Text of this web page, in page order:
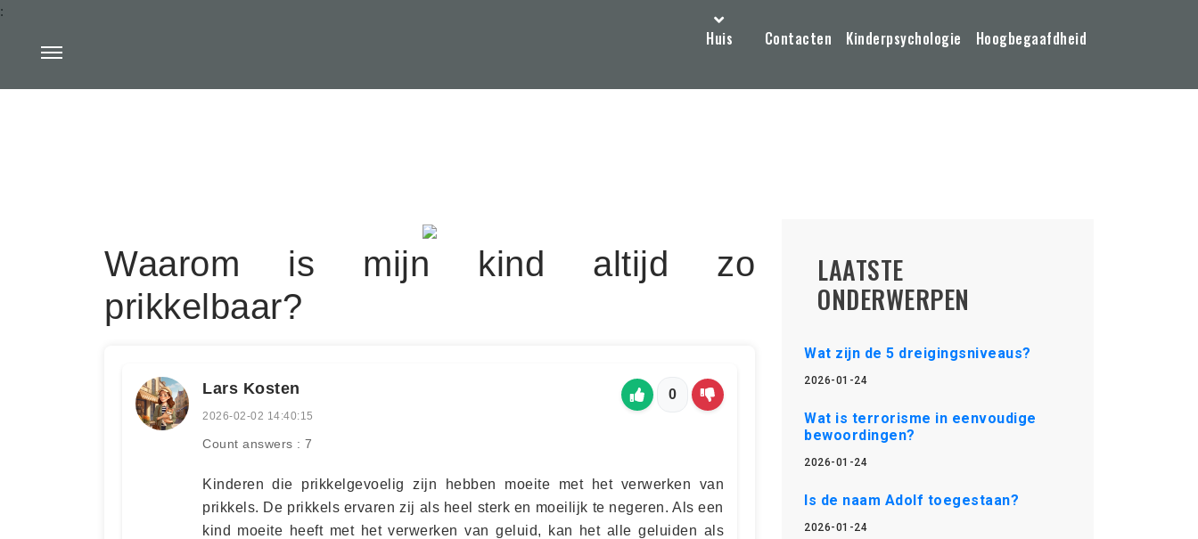
Huis Contacten Kinderpsychologie Hoogbegaafdheid
:
Waarom is mijn kind altijd zo
prikkelbaar?
Lars Kosten
2026-02-02 14:40:15
Count answers : 7
0
Kinderen die prikkelgevoelig zijn hebben moeite met het verwerken van
prikkels. De prikkels ervaren zij als heel sterk en moeilijk te negeren. Als een
kind moeite heeft met het verwerken van geluid, kan het alle geluiden als
LAATSTE
ONDERWERPEN
Wat zijn de 5 dreigingsniveaus?
2026-01-24
Wat is terrorisme in eenvoudige
bewoordingen?
2026-01-24
Is de naam Adolf toegestaan?
2026-01-24